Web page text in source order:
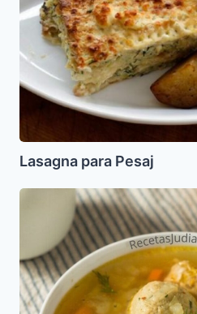
Lasagna para Pesaj
Sopa
Ball
tricolor